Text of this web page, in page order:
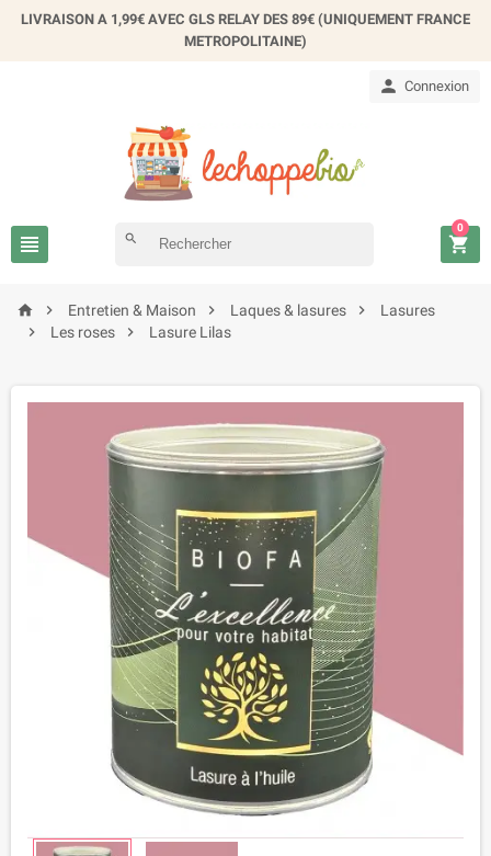
LIVRAISON A 1,99€ AVEC GLS RELAY DES 89€ (UNIQUEMENT FRANCE
METROPOLITAINE)
 Connexion
 search 
0
  Entretien & Maison  Laques & lasures 
Lasures

Les roses  Lasure Lilas
Créer une liste d'envies ×
Annuler Créer une liste d'envies